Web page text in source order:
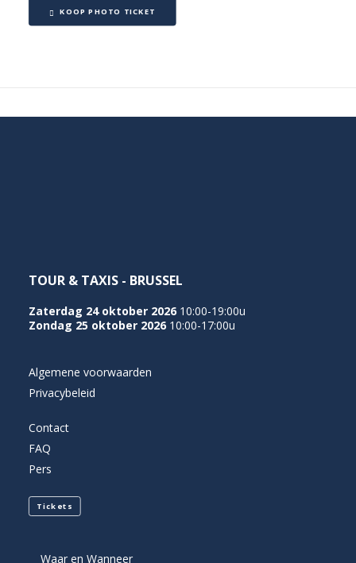
KOOP PHOTO TICKET
TOUR & TAXIS - BRUSSEL
Zaterdag 24 oktober 2026 10:00-19:00u
Zondag 25 oktober 2026 10:00-17:00u
Algemene voorwaarden
Privacybeleid
Contact
FAQ
Pers
Tickets
Waar en Wanneer